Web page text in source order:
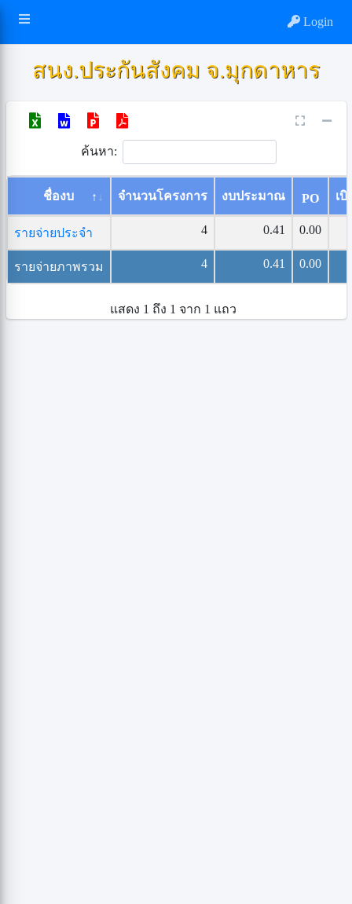
Login
สนง.ประกันสังคม จ.มุกดาหาร
ค้นหา:
ชื่องบ จำนวนโครงการ งบประมาณ PO เบิ
รายจ่ายประจำ 4 0.41 0.00
รายจ่ายภาพรวม 4 0.41 0.00
แสดง 1 ถึง 1 จาก 1 แถว